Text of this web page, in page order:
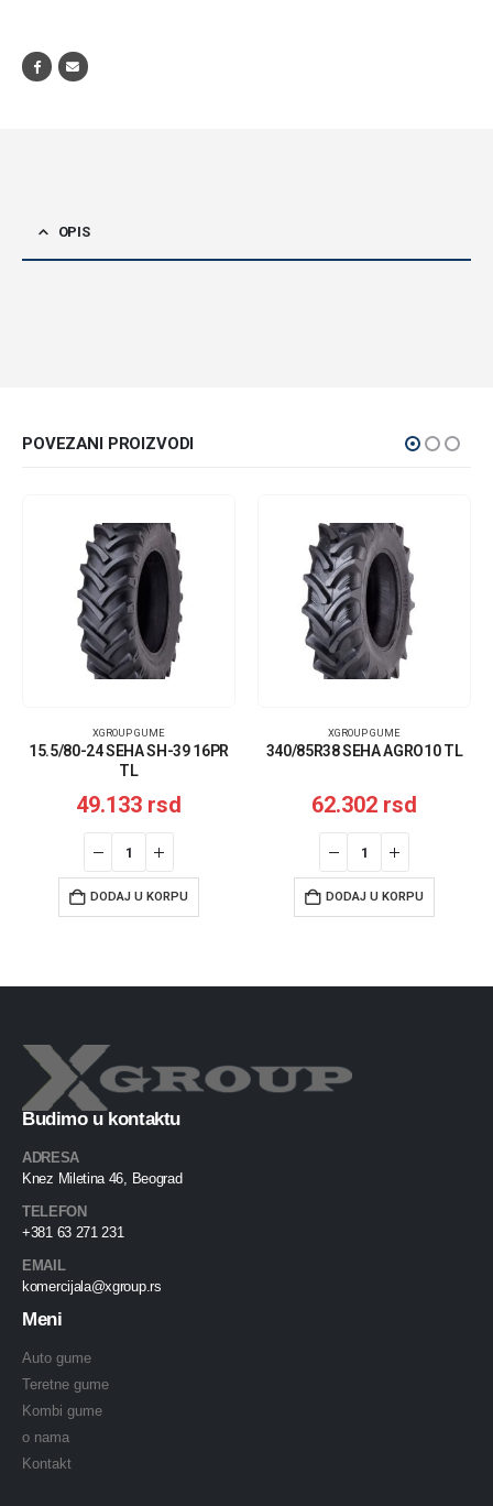
OPIS
POVEZANI PROIZVODI
XGROUP GUME
15.5/80-24 SEHA SH-39 16PR
TL
49.133 rsd
DODAJ U KORPU
XGROUP GUME
340/85R38 SEHA AGRO10 TL
62.302 rsd
DODAJ U KORPU
Budimo u kontaktu
ADRESA
Knez Miletina 46, Beograd
TELEFON
+381 63 271 231
EMAIL
komercijala@xgroup.rs
Meni
Auto gume
Teretne gume
Kombi gume
o nama
Kontakt